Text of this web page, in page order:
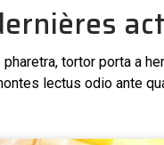
tortor porta a
lectus odio ante